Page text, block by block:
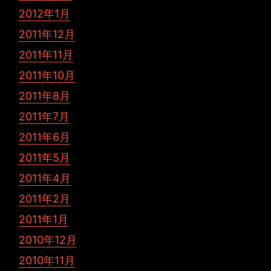
2012年1月
2011年12月
2011年11月
2011年10月
2011年8月
2011年7月
2011年6月
2011年5月
2011年4月
2011年2月
2011年1月
2010年12月
2010年11月